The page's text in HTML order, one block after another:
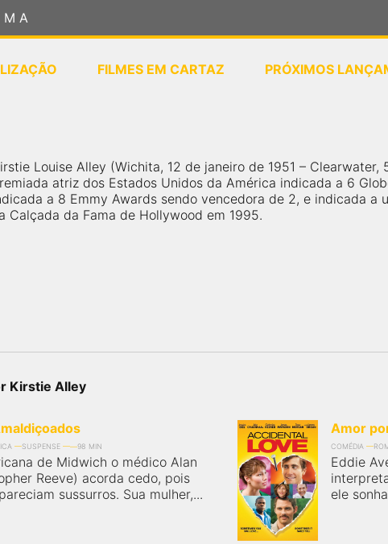
FILMES EM CARTAZ PRÓXIMOS
Louise Alley (Wichita, 12 de janeiro de 1951 –
atriz dos Estados Unidos da América indicada a 6
a 8 Emmy Awards sendo vencedora de 2, e indicada a
Calçada da Fama de Hollywood em 1995.
Kirstie Alley
SUSPENSE 98 MIN
de Midwich o médico Alan
Reeve) acorda cedo, pois
sussurros. Sua mulher,...
Amor
COMÉDIA
Eddie
ele